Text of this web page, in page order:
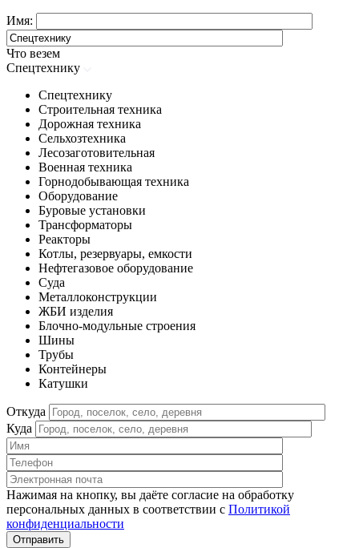
Имя:
Что везем
Спецтехнику
Спецтехнику
Строительная техника
Дорожная техника
Сельхозтехника
Лесозаготовительная
Военная техника
Горнодобывающая техника
Оборудование
Буровые установки
Трансформаторы
Реакторы
Котлы, резервуары, емкости
Нефтегазовое оборудование
Cуда
Металлоконструкции
ЖБИ изделия
Блочно-модульные строения
Шины
Трубы
Контейнеры
Катушки
Откуда
Куда
Нажимая на кнопку, вы даёте согласие на обработку
персональных данных в соответствии c Политикой
конфиденциальности